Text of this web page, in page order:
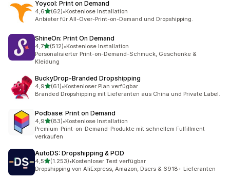
Yoycol: Print on Demand
4,6von 5 Sternen
(62)
62 Rezensionen insgesamt
•Kostenlose Installation
Anbieter für All-Over-Print-on-Demand und Dropshipping.
ShineOn: Print On Demand
4,7von 5 Sternen
(512)
512 Rezensionen insgesamt
•Kostenlose Installation
Personalisierter Print-on-Demand-Schmuck, Geschenke &
Kleidung
BuckyDrop‑Branded Dropshipping
4,9von 5 Sternen
(61)
61 Rezensionen insgesamt
•Kostenloser Plan verfügbar
Branded Dropshipping mit Lieferanten aus China und Private Label.
Podbase: Print on Demand
4,9von 5 Sternen
(83)
83 Rezensionen insgesamt
•Kostenlose Installation
Premium-Print-on-Demand-Produkte mit schnellem Fulfillment
verkaufen
AutoDS: Dropshipping & POD
4,5von 5 Sternen
(1.253)
1253 Rezensionen insgesamt
•Kostenloser Test verfügbar
Dropshipping von AliExpress, Amazon, Dsers & 6918+ Lieferanten